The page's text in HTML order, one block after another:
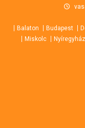
contentBalaton Budapest
Miskolc